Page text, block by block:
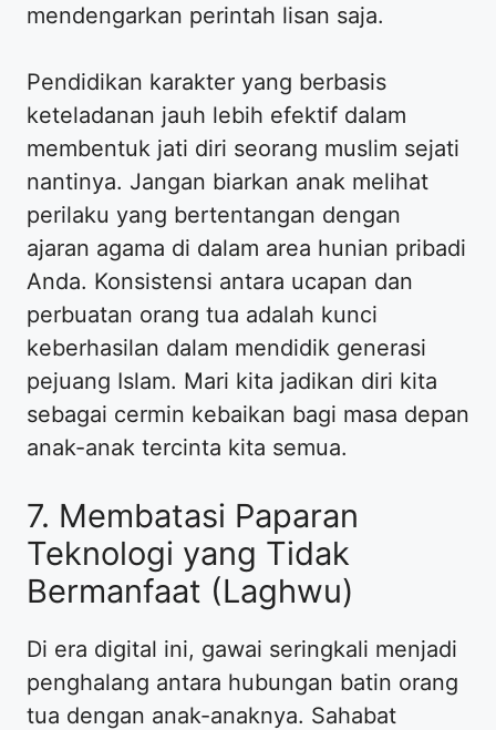
mendengarkan perintah lisan saja.
Pendidikan karakter yang berbasis
keteladanan jauh lebih efektif dalam
membentuk jati diri seorang muslim sejati
nantinya. Jangan biarkan anak melihat
perilaku yang bertentangan dengan
ajaran agama di dalam area hunian pribadi
Anda. Konsistensi antara ucapan dan
perbuatan orang tua adalah kunci
keberhasilan dalam mendidik generasi
pejuang Islam. Mari kita jadikan diri kita
sebagai cermin kebaikan bagi masa depan
anak-anak tercinta kita semua.
7. Membatasi Paparan
Teknologi yang Tidak
Bermanfaat (Laghwu)
Di era digital ini, gawai seringkali menjadi
penghalang antara hubungan batin orang
tua dengan anak-anaknya. Sahabat